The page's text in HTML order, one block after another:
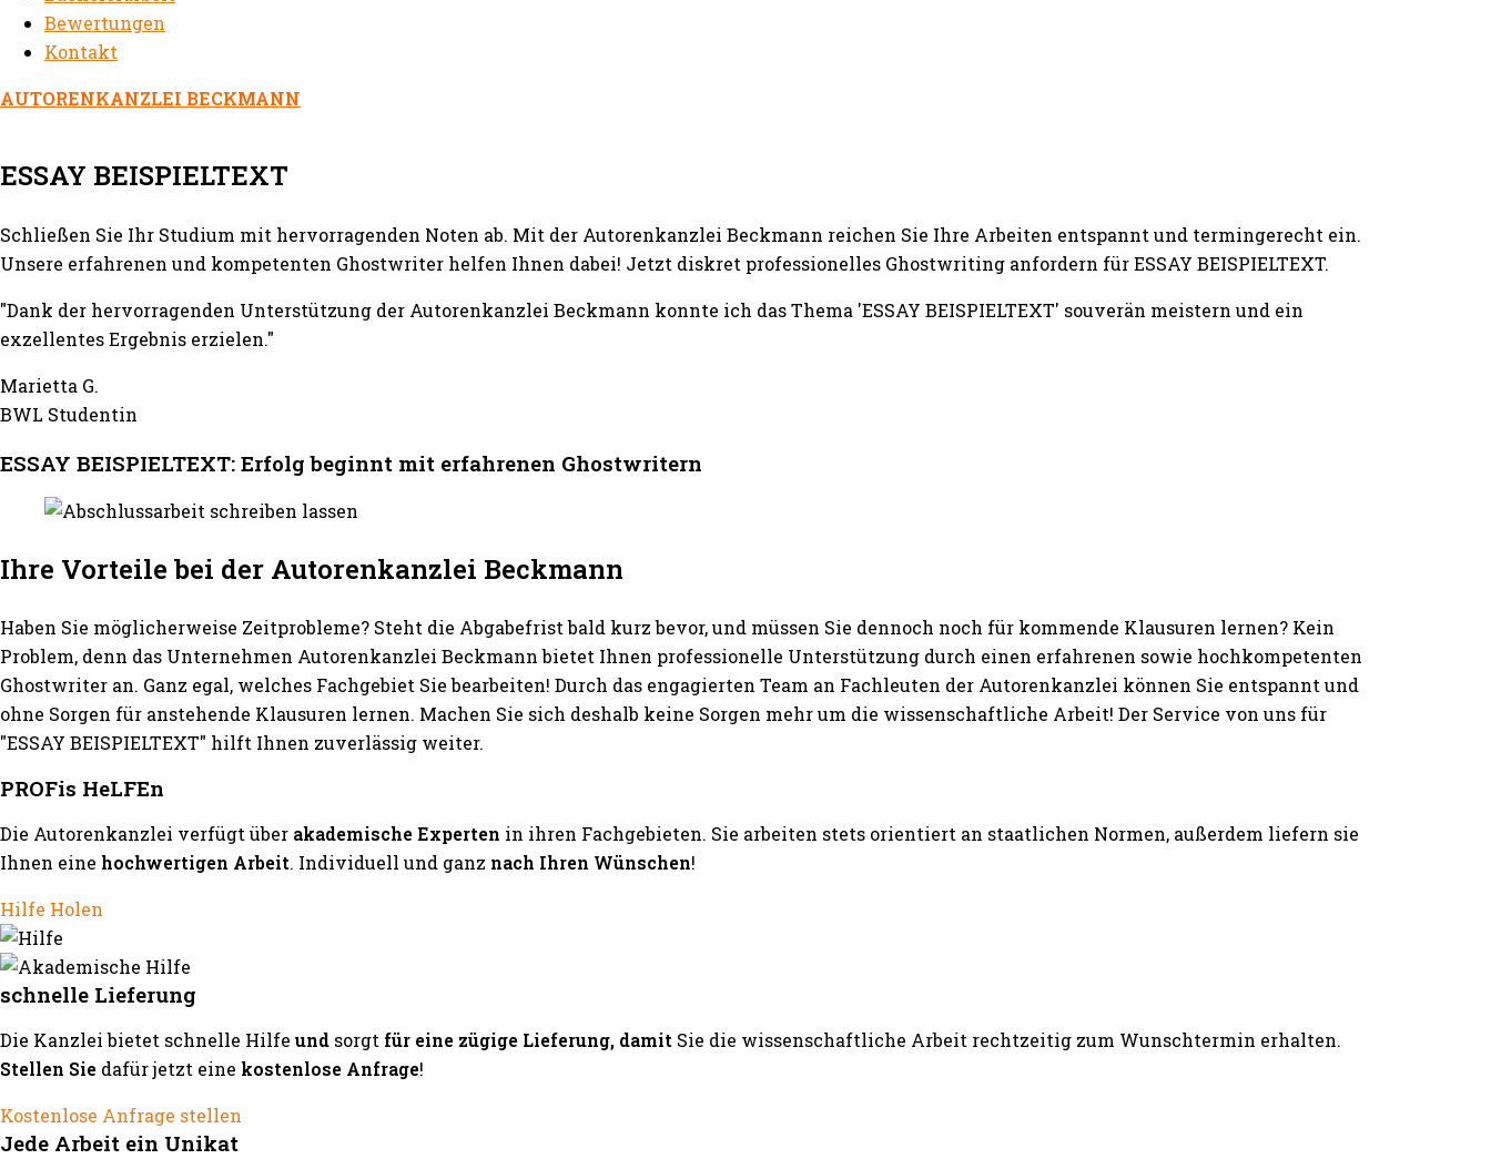
Bewertungen
Kontakt
AUTORENKANZLEI BECKMANN
ESSAY BEISPIELTEXT
Schließen Sie Ihr Studium mit hervorragenden Noten ab. Mit der Autorenkanzlei Beckmann reichen Sie Ihre Arbeiten entspannt und termingerecht ein.
Unsere erfahrenen und kompetenten Ghostwriter helfen Ihnen dabei! Jetzt diskret professionelles Ghostwriting anfordern für ESSAY BEISPIELTEXT.
"Dank der hervorragenden Unterstützung der Autorenkanzlei Beckmann konnte ich das Thema 'ESSAY BEISPIELTEXT' souverän meistern und ein
exzellentes Ergebnis erzielen."
Marietta G.
BWL Studentin
ESSAY BEISPIELTEXT: Erfolg beginnt mit erfahrenen Ghostwritern
Ihre Vorteile bei der Autorenkanzlei Beckmann
Haben Sie möglicherweise Zeitprobleme? Steht die Abgabefrist bald kurz bevor, und müssen Sie dennoch noch für kommende Klausuren lernen? Kein
Problem, denn das Unternehmen Autorenkanzlei Beckmann bietet Ihnen professionelle Unterstützung durch einen erfahrenen sowie hochkompetenten
Ghostwriter an. Ganz egal, welches Fachgebiet Sie bearbeiten! Durch das engagierten Team an Fachleuten der Autorenkanzlei können Sie entspannt und
ohne Sorgen für anstehende Klausuren lernen. Machen Sie sich deshalb keine Sorgen mehr um die wissenschaftliche Arbeit! Der Service von uns für
"ESSAY BEISPIELTEXT" hilft Ihnen zuverlässig weiter.
PROFis HeLFEn
Die Autorenkanzlei verfügt über akademische Experten in ihren Fachgebieten. Sie arbeiten stets orientiert an staatlichen Normen, außerdem liefern sie
Ihnen eine hochwertigen Arbeit. Individuell und ganz nach Ihren Wünschen!
Hilfe Holen
schnelle Lieferung
Die Kanzlei bietet schnelle Hilfe und sorgt für eine zügige Lieferung, damit Sie die wissenschaftliche Arbeit rechtzeitig zum Wunschtermin erhalten.
Stellen Sie dafür jetzt eine kostenlose Anfrage!
Kostenlose Anfrage stellen
Jede Arbeit ein Unikat